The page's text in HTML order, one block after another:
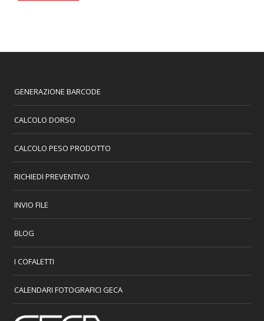
GENERAZIONE BARCODE
CALCOLO DORSO
CALCOLO PESO PRODOTTO
RICHIEDI PREVENTIVO
INVIO FILE
BLOG
I COFALETTI
CALENDARI FOTOGRAFICI GECA